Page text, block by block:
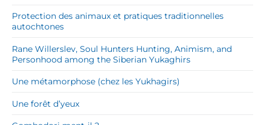
Protection des animaux et pratiques traditionnelles
autochtones
Rane Willerslev, Soul Hunters Hunting, Animism, and
Personhood among the Siberian Yukaghirs
Une métamorphose (chez les Yukhagirs)
Une forêt d’yeux